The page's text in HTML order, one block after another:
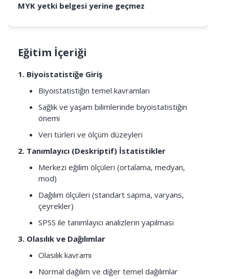
MYK yetki belgesi yerine geçmez
Eğitim İçeriği
1. Biyoistatistiğe Giriş
Biyoistatistiğin temel kavramları
Sağlık ve yaşam bilimlerinde biyoistatistiğin
önemi
Veri türleri ve ölçüm düzeyleri
2. Tanımlayıcı (Deskriptif) İstatistikler
Merkezi eğilim ölçüleri (ortalama, medyan,
mod)
Dağılım ölçüleri (standart sapma, varyans,
çeyrekler)
SPSS ile tanımlayıcı analizlerin yapılması
3. Olasılık ve Dağılımlar
Olasılık kavramı
Normal dağılım ve diğer temel dağılımlar